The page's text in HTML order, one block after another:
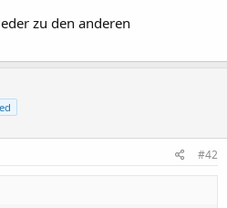
zu den anderen
#42